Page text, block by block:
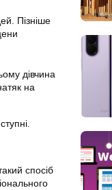
Пізніше
дівчина
на
спосіб